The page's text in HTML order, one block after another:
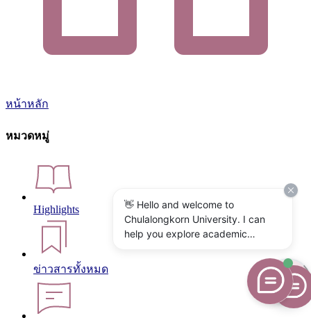
หน้าหลัก
หมวดหมู่
Highlights
ข่าวสารทั้งหมด
👋 Hello and welcome to
Chulalongkorn University. I can
help you explore academic